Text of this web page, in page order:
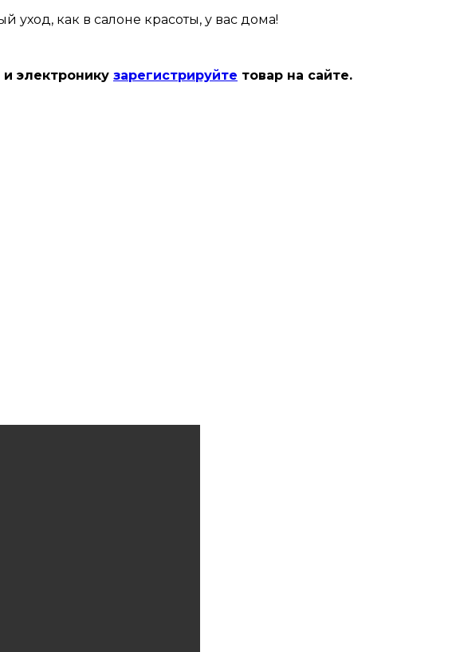
уход, как в салоне красоты, у вас дома!
электронику зарегистрируйте товар на сайте.